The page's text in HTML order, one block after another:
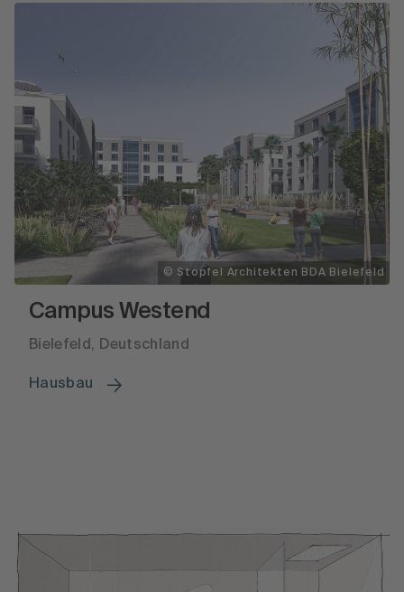
© Stopfel Architekten BDA Bielefeld
Campus Westend
Bielefeld, Deutschland
Hausbau